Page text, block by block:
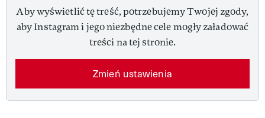
Aby wyświetlić tę treść, potrzebujemy Twojej zgody,
aby Instagram i jego niezbędne cele mogły załadować
treści na tej stronie.
Zmień ustawienia